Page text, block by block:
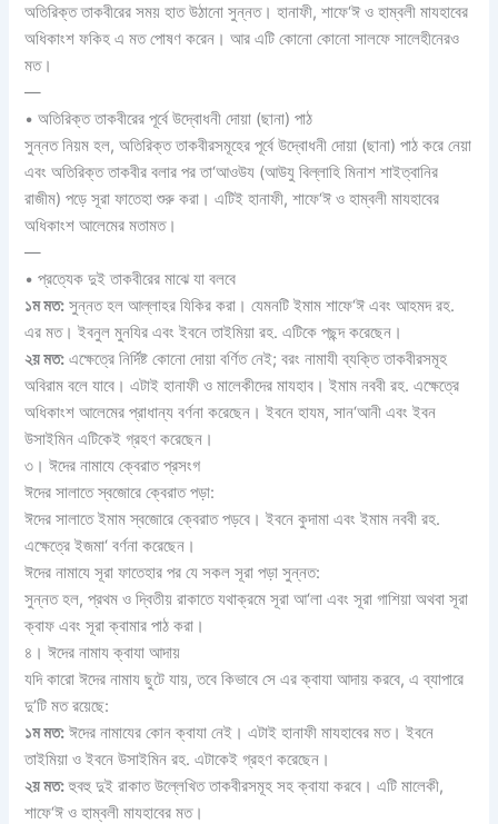
অতিরিক্ত তাকবীরের সময় হাত উঠানো সুন্নত। হানাফী, শাফে‘ঈ ও হাম্বলী মাযহাবের
অধিকাংশ ফকিহ এ মত পোষণ করেন। আর এটি কোনো কোনো সালফে সালেহীনেরও
মত।
—
• অতিরিক্ত তাকবীরের পূর্বে উদ্বোধনী দোয়া (ছানা) পাঠ
সুন্নত নিয়ম হল, অতিরিক্ত তাকবীরসমূহের পূর্বে উদ্বোধনী দোয়া (ছানা) পাঠ করে নেয়া
এবং অতিরিক্ত তাকবীর বলার পর তা‘আওউয (আউযু বিল্লাহি মিনাশ শাইত্বানির
রাজীম) পড়ে সূরা ফাতেহা শুরু করা। এটিই হানাফী, শাফে‘ঈ ও হাম্বলী মাযহাবের
অধিকাংশ আলেমের মতামত।
—
• প্রত্যেক দুই তাকবীরের মাঝে যা বলবে
১ম মত: সুন্নত হল আল্লাহর যিকির করা। যেমনটি ইমাম শাফে‘ঈ এবং আহমদ রহ.
এর মত। ইবনুল মুনযির এবং ইবনে তাইমিয়া রহ. এটিকে পছন্দ করেছেন।
২য় মত: এক্ষেত্রে নির্দিষ্ট কোনো দোয়া বর্ণিত নেই; বরং নামাযী ব্যক্তি তাকবীরসমূহ
অবিরাম বলে যাবে। এটাই হানাফী ও মালেকীদের মাযহাব। ইমাম নববী রহ. এক্ষেত্রে
অধিকাংশ আলেমের প্রাধান্য বর্ণনা করেছেন। ইবনে হাযম, সান‘আনী এবং ইবন
উসাইমিন এটিকেই গ্রহণ করেছেন।
৩। ঈদের নামাযে ক্বেরাত প্রসংগ
ঈদের সালাতে স্বজোরে ক্বেরাত পড়া:
ঈদের সালাতে ইমাম স্বজোরে ক্বেরাত পড়বে। ইবনে কুদামা এবং ইমাম নববী রহ.
এক্ষেত্রে ইজমা‘ বর্ণনা করেছেন।
ঈদের নামাযে সূরা ফাতেহার পর যে সকল সূরা পড়া সুন্নত:
সুন্নত হল, প্রথম ও দ্বিতীয় রাকাতে যথাক্রমে সূরা আ‘লা এবং সূরা গাশিয়া অথবা সূরা
ক্বাফ এবং সূরা ক্বামার পাঠ করা।
৪। ঈদের নামায ক্বাযা আদায়
যদি কারো ঈদের নামায ছুটে যায়, তবে কিভাবে সে এর ক্বাযা আদায় করবে, এ ব্যাপারে
দু’টি মত রয়েছে:
১ম মত: ঈদের নামাযের কোন ক্বাযা নেই। এটাই হানাফী মাযহাবের মত। ইবনে
তাইমিয়া ও ইবনে উসাইমিন রহ. এটাকেই গ্রহণ করেছেন।
২য় মত:হুবহু দুই রাকাত উল্লেখিত তাকবীরসমূহ সহ ক্বাযা করবে। এটি মালেকী,
শাফে‘ঈ ও হাম্বলী মাযহাবের মত।